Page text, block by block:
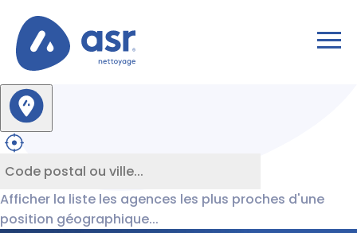
Afficher la liste les agences les plus proches d'une
position géographique...